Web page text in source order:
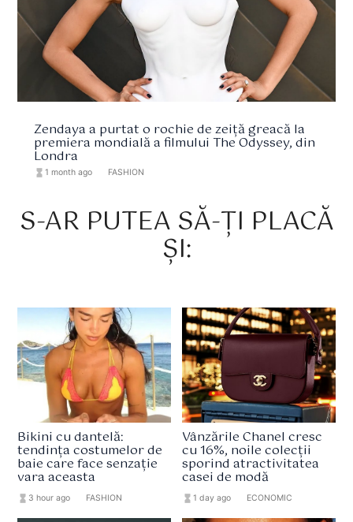
Zendaya a purtat o rochie de zeiță greacă la
premiera mondială a filmului The Odyssey, din
Londra
hourglass_full 1 month ago FASHION
S-AR PUTEA SĂ-ȚI PLACĂ
ȘI:
Bikini cu dantelă:
tendința costumelor de
baie care face senzație
vara aceasta
hourglass_full 3 hour ago FASHION
Vânzările Chanel cresc
cu 16%, noile colecții
sporind atractivitatea
casei de modă
hourglass_full 1 day ago ECONOMIC